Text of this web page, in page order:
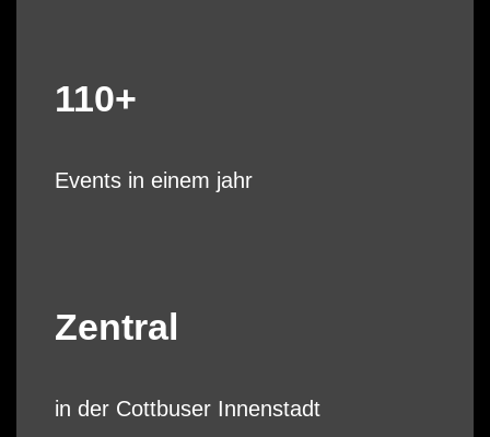
110+
Events in einem jahr
Zentral
in der Cottbuser Innenstadt